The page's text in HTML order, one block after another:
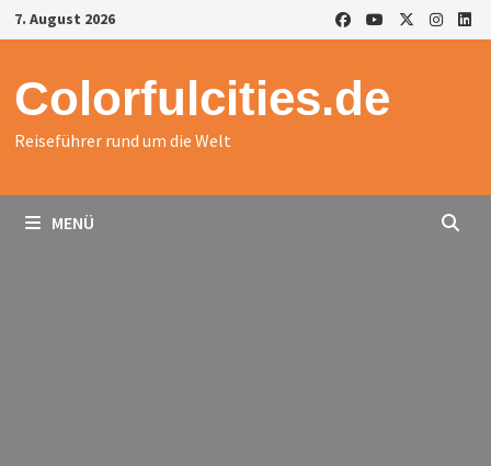
Zurück
zum
7. August 2026
Colorfulcities.de
Reiseführer rund um die Welt
MENÜ